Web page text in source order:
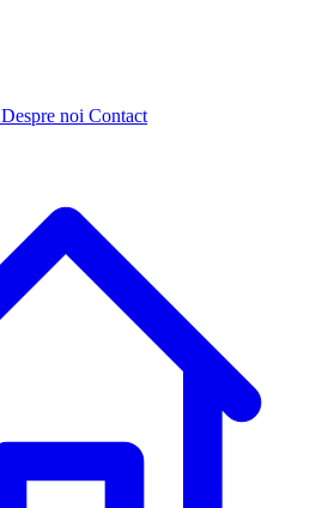
Despre noi Contact